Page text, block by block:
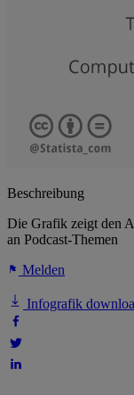
Beschreibung
Die Grafik zeigt den
an Podcast-Themen
Melden
Infografik